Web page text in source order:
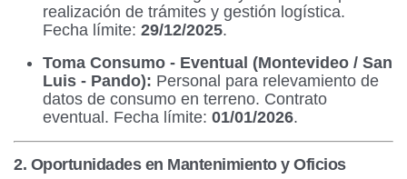
realización de trámites y gestión logística.
Fecha límite: 29/12/2025.
Toma Consumo - Eventual (Montevideo / San
Luis - Pando): Personal para relevamiento de
datos de consumo en terreno. Contrato
eventual. Fecha límite: 01/01/2026.
2. Oportunidades en Mantenimiento y Oficios